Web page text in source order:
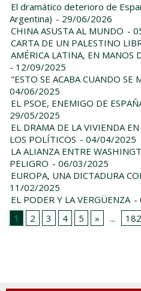
El dramático deterioro de
Argentina) - 29/06/2026
CHINA ASUSTA AL MUNDO -
CARTA DE UN PALESTINO
AMÉRICA LATINA, EN MANOS
- 12/09/2025
"ESTO SE ACABA CUANDO SE
04/06/2025
EL PSOE, ENEMIGO DE
29/05/2025
EL DRAMA DE LA VIVIENDA
LOS POLÍTICOS - 04/04/2025
LA ALIANZA ENTRE
PELIGRO - 06/03/2025
EUROPA, UNA DICTADURA
11/02/2025
EL PODER Y LA VERGÜENZA -
1
2 3 4 5 » ... 182